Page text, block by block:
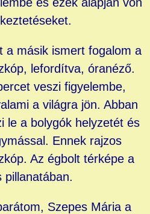
a másik ismert fogalom a
lefordítva, óranéző.
veszi figyelembe,
a világra jön. Abban
le a bolygók helyzetét és
Ennek rajzos
Az égbolt térképe a
pillanatában.
Szepes Mária a